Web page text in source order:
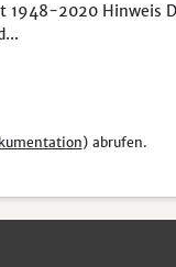
2020 Hinweis
) abrufen.